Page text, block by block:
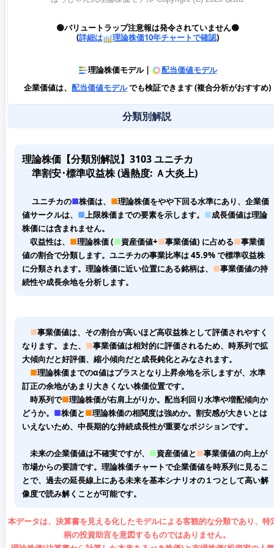
🟢バリュートラップ注意報は発令されていません🟢
(詳細は 理論株価10年チャートで確認)
理論株価モデル |
配当価値モデル
企業価値は、 配当価値モデルでも検証できます (複合分析がおすすめ)
分類別解説
理論株価【分類別解説】3103 ユニチカ
準割安･標準収益株 (過熱度: Ａ大炎上)
ユニチカの■株価は、 ■理論株価をやや下回る水準にあり、企業価
値サークルは、 ■上限株価までの要素を示します。 ■成長価値は理論
株価には含まれません。
収益性は、 ■理論株価 (■資産価値+■事業価値) に占める■事業価
値の割合で分類します。ユニチカの事業比率は 45.9% で標準収益株
に分類されます。理論株価に近い位置にある銘柄は、 ■事業価値の持
続性や成長余地を分析します。
■事業価値は、その割合が高いほど高収益株として評価されやすく
なります。また、 ■事業価値は相対的に評価されるため、時系列で拡
大傾向だと好評価、縮小傾向だと成長鈍化とみなされます。
■理論株価までのα値はプラスとなり上昇余地を示しますが、水準
訂正の余地があまり大きくない株価位置です。
時系列で■理論株価が右肩上がりか。配当利回り水準や増配傾向か
どうか。 ■株価と■理論株価の相関度は強めか。割安感が大きいとは
いえないため、中長期的な持続成長性が重要なポジションです。
未来の企業価値は不確実ですが、 ■資産価値と■事業価値の向上が
市場からの要請です。理論株価チャートで企業価値を時系列に見るこ
とで、過去の延長線上にある未来を基本シナリオの１つとして高い解
像度で読み解くことが可能です。
本データは、決算書を見える化したモデルによる客観的な分類であり、特
柄の投資助言を意図するものではありません。